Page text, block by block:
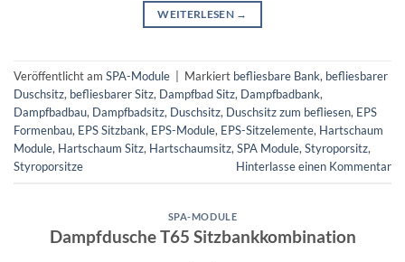
WEITERLESEN →
Veröffentlicht am SPA-Module Markiert befliesbare Bank, befliesbarer
Duschsitz, befliesbarer Sitz, Dampfbad Sitz, Dampfbadbank,
Dampfbadbau, Dampfbadsitz, Duschsitz, Duschsitz zum befliesen, EPS
Formenbau, EPS Sitzbank, EPS-Module, EPS-Sitzelemente, Hartschaum
Module, Hartschaum Sitz, Hartschaumsitz, SPA Module, Styroporsitz,
Styroporsitze
Hinterlasse einen Kommentar
SPA-MODULE
Dampfdusche T65 Sitzbankkombination